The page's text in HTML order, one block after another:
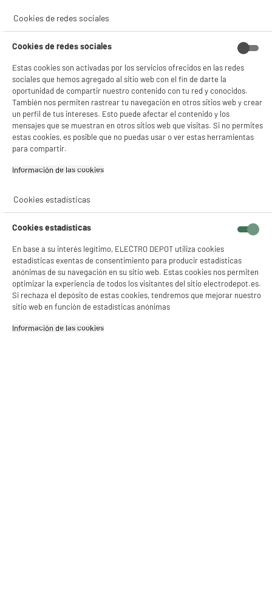
599 96
Cuyo0€10
Cuyo24€60
Cookies de redes sociales
Cookies de redes sociales
Estas cookies son activadas por los servicios ofrecidos en las redes
sociales que hemos agregado al sitio web con el fin de darte la
oportunidad de compartir nuestro contenido con tu red y conocidos.
También nos permiten rastrear tu navegación en otros sitios web y crear
un perfil de tus intereses. Esto puede afectar el contenido y los
mensajes que se muestran en otros sitios web que visitas. Si no permites
estas cookies, es posible que no puedas usar o ver estas herramientas
para compartir.
Información de las cookies‎
Cookies estadísticas
Cookies estadísticas
En base a su interés legítimo, ELECTRO DEPOT utiliza cookies
estadísticas exentas de consentimiento para producir estadísticas
anónimas de su navegación en su sitio web. Estas cookies nos permiten
optimizar la experiencia de todos los visitantes del sitio electrodepot.es.
Si rechaza el depósito de estas cookies, tendremos que mejorar nuestro
sitio web en función de estadísticas anónimas
Información de las cookies‎